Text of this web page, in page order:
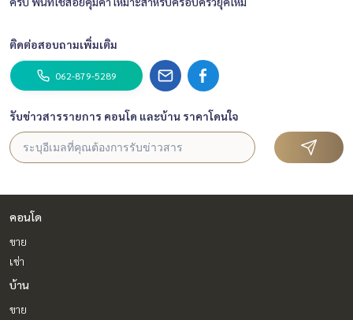
ติดต่อสอบถามเพิ่มเติม
062-879-5289
รับข่าวสารรายการ คอนโด และบ้าน ราคาโดนใจ
คอนโด
ขาย
เช่า
บ้าน
ขาย